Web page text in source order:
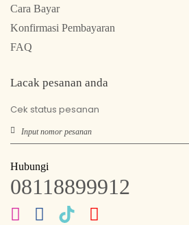
Cara Bayar
Konfirmasi Pembayaran
FAQ
Lacak pesanan anda
Cek status pesanan
Hubungi
08118899912